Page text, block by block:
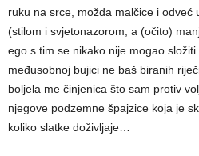
ruku na srce, možda malčice i odveć
(stilom i svjetonazorom, a (očito)
ego s tim se nikako nije mogao
međusobnoj bujici ne baš biranih
boljela me činjenica što sam protiv
njegove podzemne špajzice koja je
koliko slatke doživljaje…